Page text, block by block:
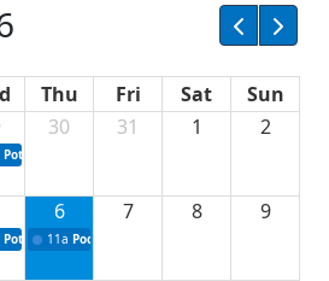
Thu Fri Sat
Sun
Potpisivanje ugovora sa neprofitnim
30 31 1 2
Potpisivanje ugovora o stipendijama za
6
11a Podrška razvoju vodne infrastrukture u
7 8 9